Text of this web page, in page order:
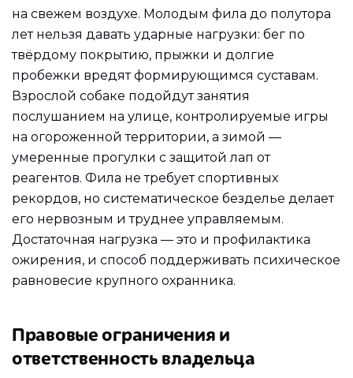
на свежем воздухе. Молодым фила до полутора
лет нельзя давать ударные нагрузки: бег по
твёрдому покрытию, прыжки и долгие
пробежки вредят формирующимся суставам.
Взрослой собаке подойдут занятия
послушанием на улице, контролируемые игры
на огороженной территории, а зимой —
умеренные прогулки с защитой лап от
реагентов. Фила не требует спортивных
рекордов, но систематическое безделье делает
его нервозным и труднее управляемым.
Достаточная нагрузка — это и профилактика
ожирения, и способ поддерживать психическое
равновесие крупного охранника.
Правовые ограничения и
ответственность владельца